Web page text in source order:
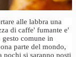
alle labbra una
di caffe' fumante e'
gesto comune in
parte del mondo,
pochi si saranno posti